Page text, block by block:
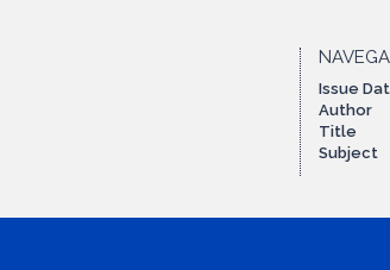
Issue
Author
Title
Subject